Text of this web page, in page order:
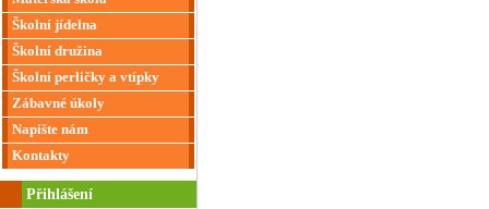
Školní jídelna
Školní družina
Školní perličky a vtípky
Zábavné úkoly
Napište nám
Kontakty
Přihlášení